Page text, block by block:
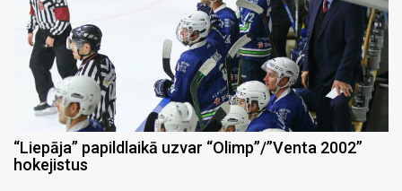
“Liepāja” papildlaikā uzvar “Olimp”/”Venta 2002”
hokejistus